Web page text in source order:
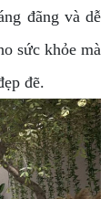
đãng và dễ
sức khỏe mà
đẽ.